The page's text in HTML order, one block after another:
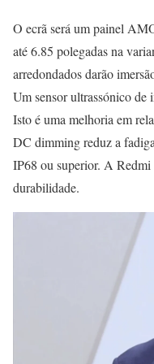
O ecrã será um painel
até 6.85 polegadas na
arredondados darão
Um sensor ultrassónico de
Isto é uma melhoria em
DC dimming reduz a
IP68 ou superior. A Redmi
durabilidade.